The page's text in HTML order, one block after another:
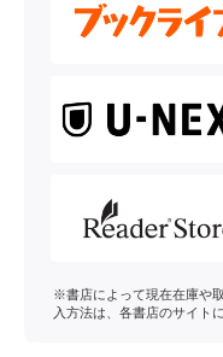
※書店によって現在在庫や
入方法は、各書店のサイト